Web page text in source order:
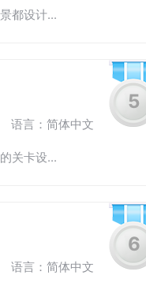
都设计...
语言：简体中文
关卡设...
5
语言：简体中文
6